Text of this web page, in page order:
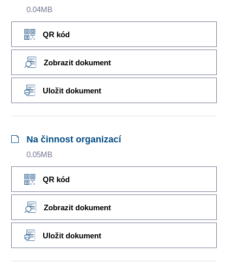
0.04MB
QR kód
Zobrazit dokument
Uložit dokument
Na činnost organizací
0.05MB
QR kód
Zobrazit dokument
Uložit dokument